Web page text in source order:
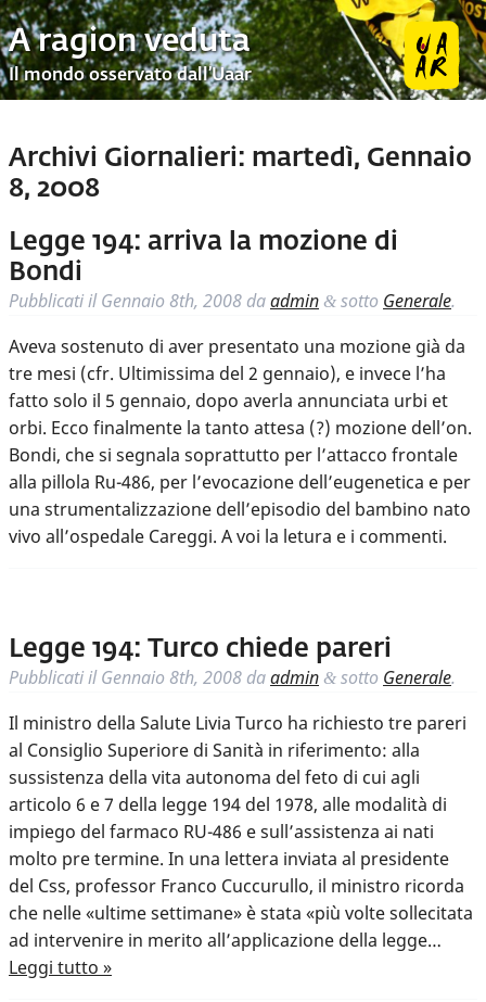
A ragion veduta
Il mondo osservato dall’Uaar
Archivi Giornalieri: martedì, Gennaio
8, 2008
Legge 194: arriva la mozione di
Bondi
Pubblicati ilGennaio 8th, 2008 daadmin & sotto Generale.
Aveva sostenuto di aver presentato una mozione già da
tre mesi (cfr. Ultimissima del 2 gennaio), e invece l’ha
fatto solo il 5 gennaio, dopo averla annunciata urbi et
orbi. Ecco finalmente la tanto attesa (?) mozione dell’on.
Bondi, che si segnala soprattutto per l’attacco frontale
alla pillola Ru-486, per l’evocazione dell’eugenetica e per
una strumentalizzazione dell’episodio del bambino nato
vivo all’ospedale Careggi. A voi la letura e i commenti.
Legge 194: Turco chiede pareri
Pubblicati ilGennaio 8th, 2008 daadmin & sotto Generale.
Il ministro della Salute Livia Turco ha richiesto tre pareri
al Consiglio Superiore di Sanità in riferimento: alla
sussistenza della vita autonoma del feto di cui agli
articolo 6 e 7 della legge 194 del 1978, alle modalità di
impiego del farmaco RU-486 e sull’assistenza ai nati
molto pre termine. In una lettera inviata al presidente
del Css, professor Franco Cuccurullo, il ministro ricorda
che nelle «ultime settimane» è stata «più volte sollecitata
ad intervenire in merito all’applicazione della legge…
Leggi tutto »